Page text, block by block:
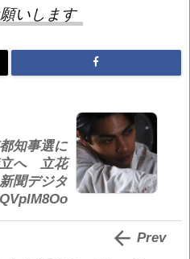
いします
知事選に
立へ 立花
聞デジタ
 Prev